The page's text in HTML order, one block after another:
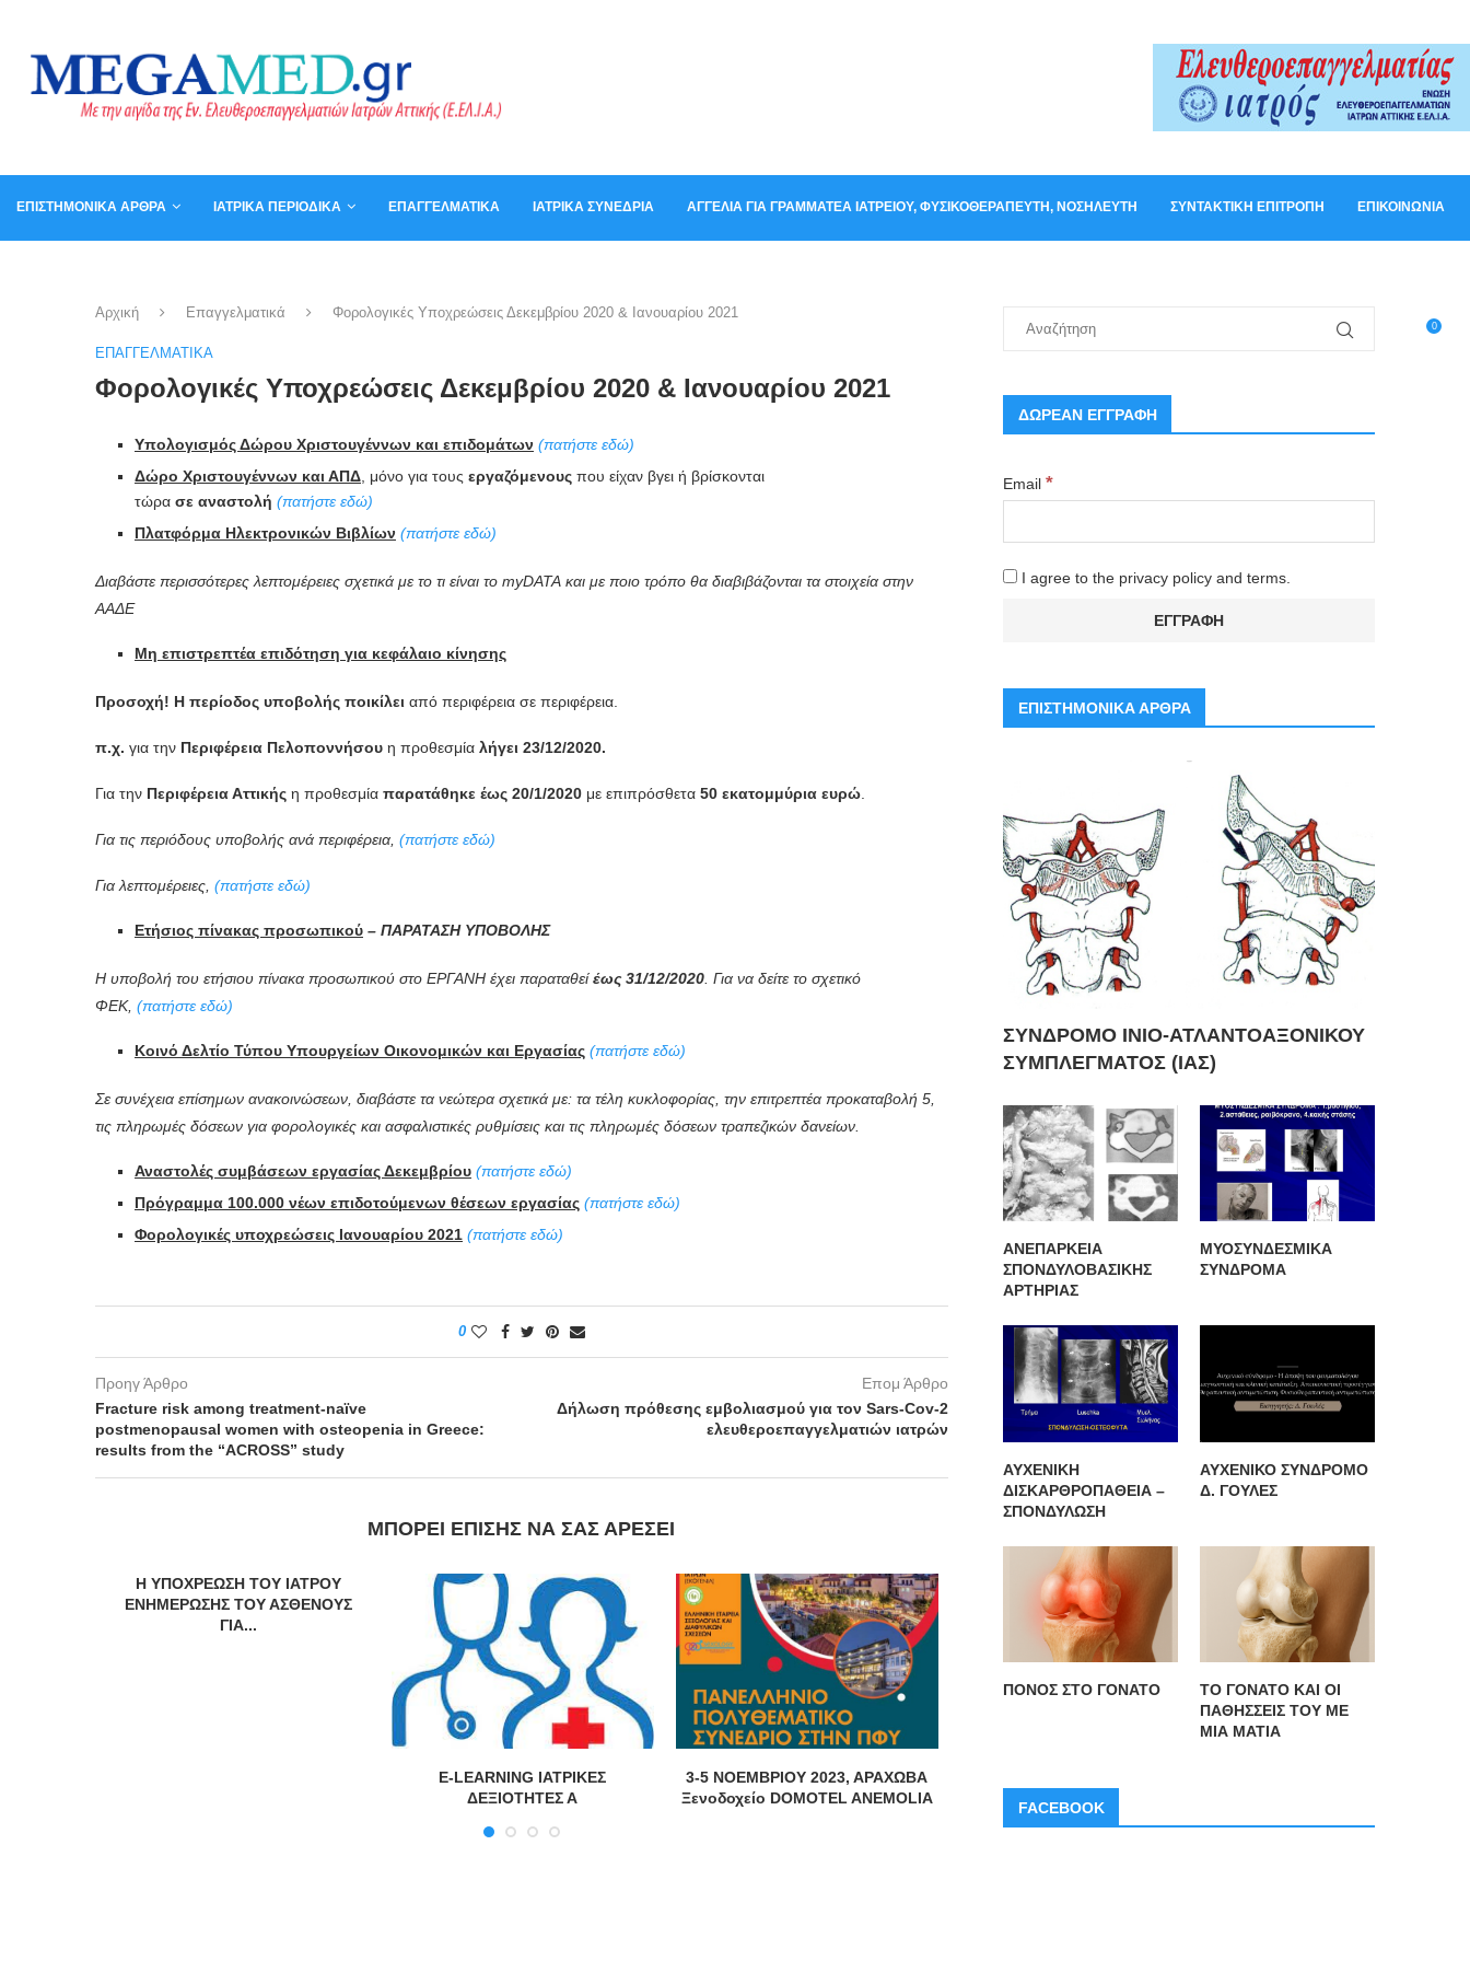
ΕΠΙΣΤΗΜΟΝΙΚΆ ΆΡΘΡΑ ΙΑΤΡΙΚΆ ΠΕΡΙΟΔΙΚΆ ΕΠΑΓΓΕΛΜΑΤΙΚΆ ΙΑΤΡΙΚΆ ΣΥΝΈΔΡΙΑ ΑΓΓΕΛΊΑ ΓΙΑ ΓΡΑΜΜΑΤΈΑ ΙΑΤΡΕΊΟΥ, ΦΥΣΙΚΟΘΕΡΑΠΕΥΤΉ, ΝΟΣΗΛΕΥΤΉ ΣΥΝΤΑΚΤΙΚΉ ΕΠΙΤΡΟΠΉ ΕΠΙΚΟΙΝΩΝΊΑ
0
Αρχική Επαγγελματικά Φορολογικές Υποχρεώσεις Δεκεμβρίου 2020 & Ιανουαρίου 2021
ΕΠΑΓΓΕΛΜΑΤΙΚΆ
Φορολογικές Υποχρεώσεις Δεκεμβρίου 2020 & Ιανουαρίου 2021
Υπολογισμός Δώρου Χριστουγέννων και επιδομάτων (πατήστε εδώ)
Δώρο Χριστουγέννων και ΑΠΔ , μόνο για τους εργαζόμενους που είχαν βγει ή βρίσκονται
τώρα σε αναστολή (πατήστε εδώ)
Πλατφόρμα Ηλεκτρονικών Βιβλίων (πατήστε εδώ)
Διαβάστε περισσότερες λεπτομέρειες σχετικά με το τι είναι το myDATA και με ποιο τρόπο θα διαβιβάζονται τα στοιχεία στην
ΑΑΔΕ
Μη επιστρεπτέα επιδότηση για κεφάλαιο κίνησης
Προσοχή! Η περίοδος υποβολής ποικίλει από περιφέρεια σε περιφέρεια.
π.χ. για την Περιφέρεια Πελοποννήσου η προθεσμία λήγει 23/12/2020.
Για την Περιφέρεια Αττικής η προθεσμία παρατάθηκε έως 20/1/2020 με επιπρόσθετα 50 εκατομμύρια ευρώ
Για τις περιόδους υποβολής ανά περιφέρεια, (πατήστε εδώ)
Για λεπτομέρειες, (πατήστε εδώ)
Ετήσιος πίνακας προσωπικού – ΠΑΡΑΤΑΣΗ ΥΠΟΒΟΛΗΣ
Η υποβολή του ετήσιου πίνακα προσωπικού στο ΕΡΓΑΝΗ έχει παραταθείέως 31/12/2020 . Για να δείτε το σχετικό
ΦΕΚ, (πατήστε εδώ)
Κοινό Δελτίο Τύπου Υπουργείων Οικονομικών και Εργασίας (πατήστε εδώ)
Σε συνέχεια επίσημων ανακοινώσεων, διαβάστε τα νεώτερα σχετικά με: τα τέλη κυκλοφορίας, την επιτρεπτέα προκαταβολή 5,
τις πληρωμές δόσεων για φορολογικές και ασφαλιστικές ρυθμίσεις και τις πληρωμές δόσεων τραπεζικών δανείων.
Αναστολές συμβάσεων εργασίας Δεκεμβρίου (πατήστε εδώ)
Πρόγραμμα 100.000 νέων επιδοτούμενων θέσεων εργασίας (πατήστε εδώ)
Φορολογικές υποχρεώσεις Ιανουαρίου 2021 (πατήστε εδώ)
0
Προηγ Άρθρο
Fracture risk among treatment-naïve
postmenopausal women with osteopenia in Greece:
results from the “ACROSS” study
Επομ Άρθρο
Δήλωση πρόθεσης εμβολιασμού για τον Sars-Cov-2
ελευθεροεπαγγελματιών ιατρών
ΜΠΟΡΕΊ ΕΠΊΣΗΣ ΝΑ ΣΑΣ ΑΡΈΣΕΙ
Η ΥΠΟΧΡΕΩΣΗ ΤΟΥ ΙΑΤΡΟΥ
ΕΝΗΜΕΡΩΣΗΣ ΤΟΥ ΑΣΘΕΝΟΥΣ
ΓΙΑ...
E-LEARNING ΙΑΤΡΙΚΕΣ
ΔΕΞΙΟΤΗΤΕΣ Α
3-5 ΝΟΕΜΒΡΙΟΥ 2023, ΑΡΑΧΩΒΑ
Ξενοδοχείο DOMOTEL ANEMOLIA
Ασφάλισης
ΔΩΡΕΑΝ ΕΓΓΡΑΦΗ
Email *
I agree to the privacy policy and terms.
ΕΠΙΣΤΗΜΟΝΙΚΑ ΑΡΘΡΑ
ΣΥΝΔΡΟΜΟ ΙΝΙΟ-ΑΤΛΑΝΤΟΑΞΟΝΙΚΟΥ
ΣΥΜΠΛΕΓΜΑΤΟΣ (ΙΑΣ)
ΑΝΕΠΑΡΚΕΙΑ
ΣΠΟΝΔΥΛΟΒΑΣΙΚΗΣ
ΑΡΤΗΡΙΑΣ
ΜΥΟΣΥΝΔΕΣΜΙΚΑ
ΣΥΝΔΡΟΜΑ
ΑΥΧΕΝΙΚΗ
ΔΙΣΚΑΡΘΡΟΠΑΘΕΙΑ –
ΣΠΟΝΔΥΛΩΣΗ
ΑΥΧΕΝΙΚΟ ΣΥΝΔΡΟΜΟ
Δ. ΓΟΥΛΕΣ
ΠΟΝΟΣ ΣΤΟ ΓΟΝΑΤΟ
ΤΟ ΓΟΝΑΤΟ ΚΑΙ ΟΙ
ΠΑΘΗΣΣΕΙΣ ΤΟΥ ΜΕ
ΜΙΑ ΜΑΤΙΑ
FACEBOOK